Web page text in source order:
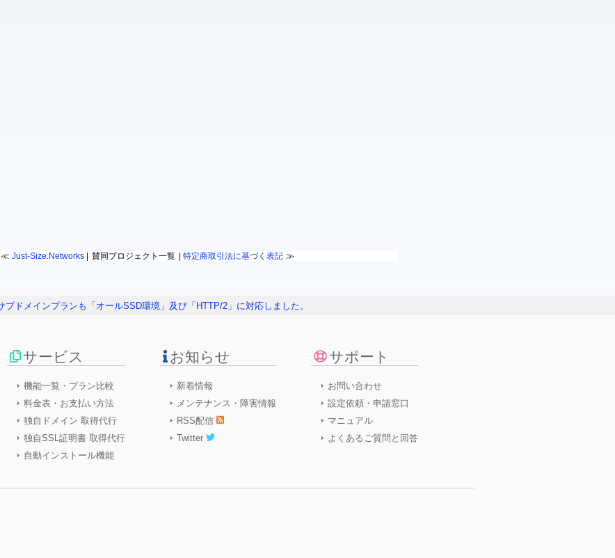
Just-Size.Networks 賛同プロジェクト一覧 特定商取引法に基づく表記
ブドメインプランも「オールSSD環境」及び「HTTP/2」に対応しました。
サービス
機能一覧・プラン比較
料金表・お支払い方法
独自ドメイン 取得代行
独自SSL証明書 取得代行
自動インストール機能
お知らせ
新着情報
メンテナンス・障害情報
RSS配信
Twitter
サポート
お問い合わせ
設定依頼・申請窓口
マニュアル
よくあるご質問と回答